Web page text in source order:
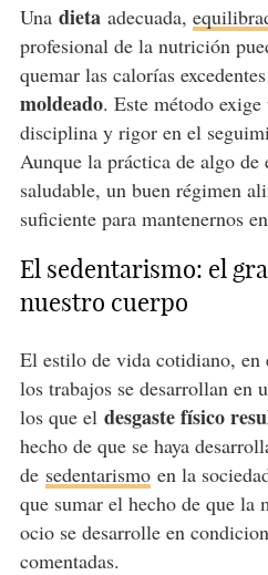
Una dietaadecuada,
profesional de la nutrición
quemar las calorías
moldeado. Este método
disciplina y rigor en el
Aunque la práctica de algo
saludable, un buen régimen
suficiente para mantenernos
El sedentarismo: el
nuestro cuerpo
El estilo de vida cotidiano, en
los trabajos se desarrollan en
los que el desgaste físico
hecho de que se haya
de sedentarismoen la
que sumar el hecho de que la
ocio se desarrolle en
comentadas.